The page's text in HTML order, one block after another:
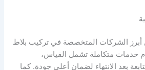
أبرز الشركات المتخصصة في تركيب بلاط
خدمات متكاملة تشمل القياس،
بعد الانتهاء لضمان أعلى جودة. كما